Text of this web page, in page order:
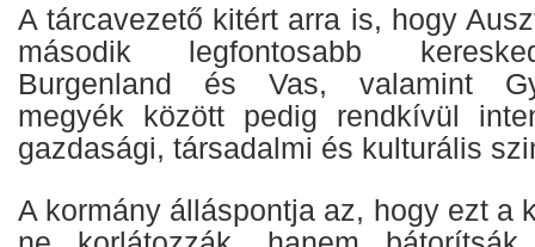
A tárcavezető kitért arra is, hogy
második legfontosabb
Burgenland és Vas, valamint
megyék között pedig rendkívül
gazdasági, társadalmi és kulturális
A kormány álláspontja az, hogy ezt a